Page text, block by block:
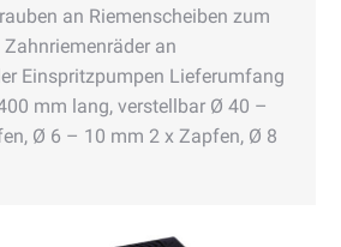
an Riemenscheiben zum
an
Einspritzpumpen Lieferumfang
mm lang, verstellbar Ø 40 –
Ø 6 – 10 mm 2 x Zapfen, Ø 8